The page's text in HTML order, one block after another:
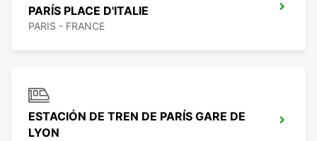
PARÍS PLACE D'ITALIE
PARIS - FRANCE
ESTACIÓN DE TREN DE PARÍS GARE DE
LYON